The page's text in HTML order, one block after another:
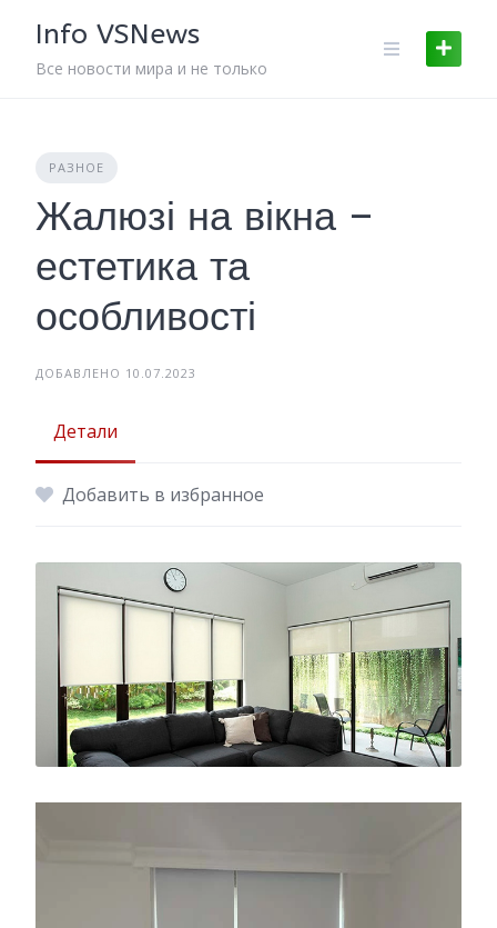
content
Info VSNews
Все новости мира и не только
РАЗНОЕ
Жалюзі на вікна –
естетика та
особливості
ДОБАВЛЕНО 10.07.2023
Детали
Добавить в избранное